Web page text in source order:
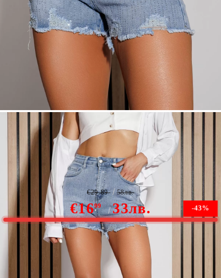
Къси дамски дънки Audrey сини #A1114
-43%
€1699 33лв.
€29.89 58лв.
В наличност